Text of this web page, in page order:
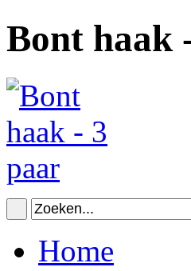
Bont haak
Home